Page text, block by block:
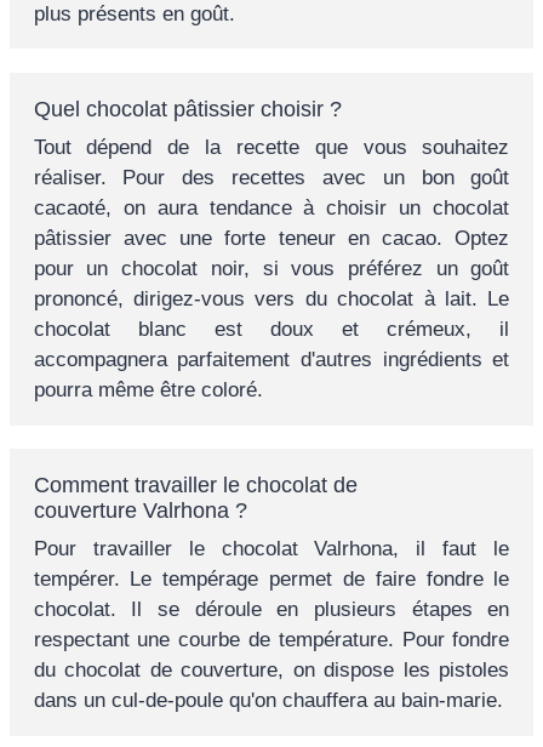
plus présents en goût.
Quel chocolat pâtissier choisir ?
Tout dépend de la recette que vous souhaitez
réaliser. Pour des recettes avec un bon goût
cacaoté, on aura tendance à choisir un chocolat
pâtissier avec une forte teneur en cacao. Optez
pour un chocolat noir, si vous préférez un goût
prononcé, dirigez-vous vers du chocolat à lait. Le
chocolat blanc est doux et crémeux, il
accompagnera parfaitement d'autres ingrédients et
pourra même être coloré.
Comment travailler le chocolat de
couverture Valrhona ?
Pour travailler le chocolat Valrhona, il faut le
tempérer. Le tempérage permet de faire fondre le
chocolat. Il se déroule en plusieurs étapes en
respectant une courbe de température. Pour fondre
du chocolat de couverture, on dispose les pistoles
dans un cul-de-poule qu'on chauffera au bain-marie.